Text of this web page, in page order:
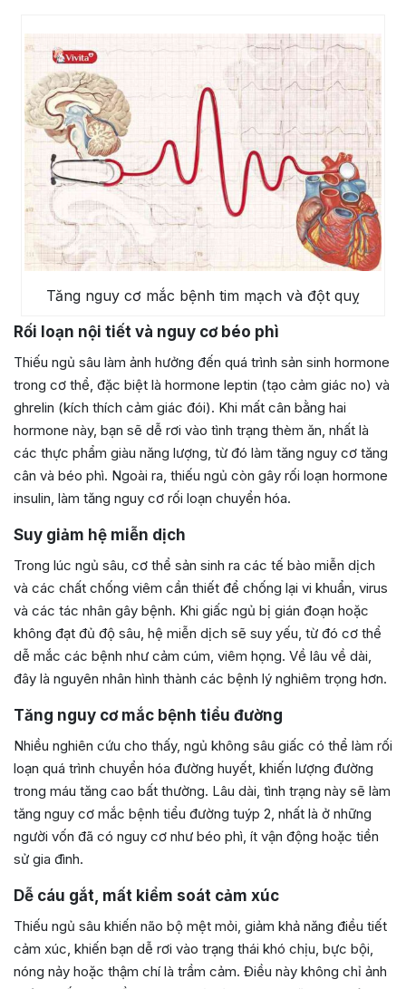
Tăng nguy cơ mắc bệnh tim mạch và đột quỵ
Rối loạn nội tiết và nguy cơ béo phì
Thiếu ngủ sâu làm ảnh hưởng đến quá trình sản sinh hormone
trong cơ thể, đặc biệt là hormone leptin (tạo cảm giác no) và
ghrelin (kích thích cảm giác đói). Khi mất cân bằng hai
hormone này, bạn sẽ dễ rơi vào tình trạng thèm ăn, nhất là
các thực phẩm giàu năng lượng, từ đó làm tăng nguy cơ tăng
cân và béo phì. Ngoài ra, thiếu ngủ còn gây rối loạn hormone
insulin, làm tăng nguy cơ rối loạn chuyển hóa.
Suy giảm hệ miễn dịch
Trong lúc ngủ sâu, cơ thể sản sinh ra các tế bào miễn dịch
và các chất chống viêm cần thiết để chống lại vi khuẩn, virus
và các tác nhân gây bệnh. Khi giấc ngủ bị gián đoạn hoặc
không đạt đủ độ sâu, hệ miễn dịch sẽ suy yếu, từ đó cơ thể
dễ mắc các bệnh như cảm cúm, viêm họng. Về lâu về dài,
đây là nguyên nhân hình thành các bệnh lý nghiêm trọng hơn.
Tăng nguy cơ mắc bệnh tiểu đường
Nhiều nghiên cứu cho thấy, ngủ không sâu giấc có thể làm rối
loạn quá trình chuyển hóa đường huyết, khiến lượng đường
trong máu tăng cao bất thường. Lâu dài, tình trạng này sẽ làm
tăng nguy cơ mắc bệnh tiểu đường tuýp 2, nhất là ở những
người vốn đã có nguy cơ như béo phì, ít vận động hoặc tiền
sử gia đình.
Dễ cáu gắt, mất kiểm soát cảm xúc
Thiếu ngủ sâu khiến não bộ mệt mỏi, giảm khả năng điều tiết
cảm xúc, khiến bạn dễ rơi vào trạng thái khó chịu, bực bội,
nóng nảy hoặc thậm chí là trầm cảm. Điều này không chỉ ảnh